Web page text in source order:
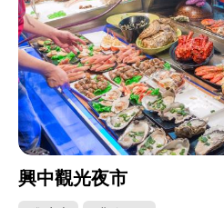
興中觀光夜市